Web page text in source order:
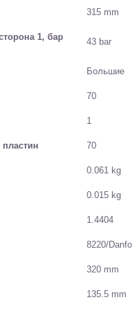
315 mm
1, бар
43 bar
Большие
70
1
70
0.061 kg
0.015 kg
1.4404
8220/
320 mm
135.5 mm